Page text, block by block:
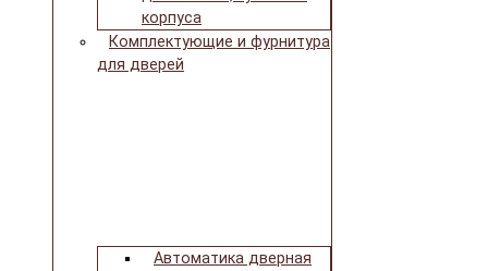
корпуса
Комплектующие и фурнитура
для дверей
Автоматика дверная